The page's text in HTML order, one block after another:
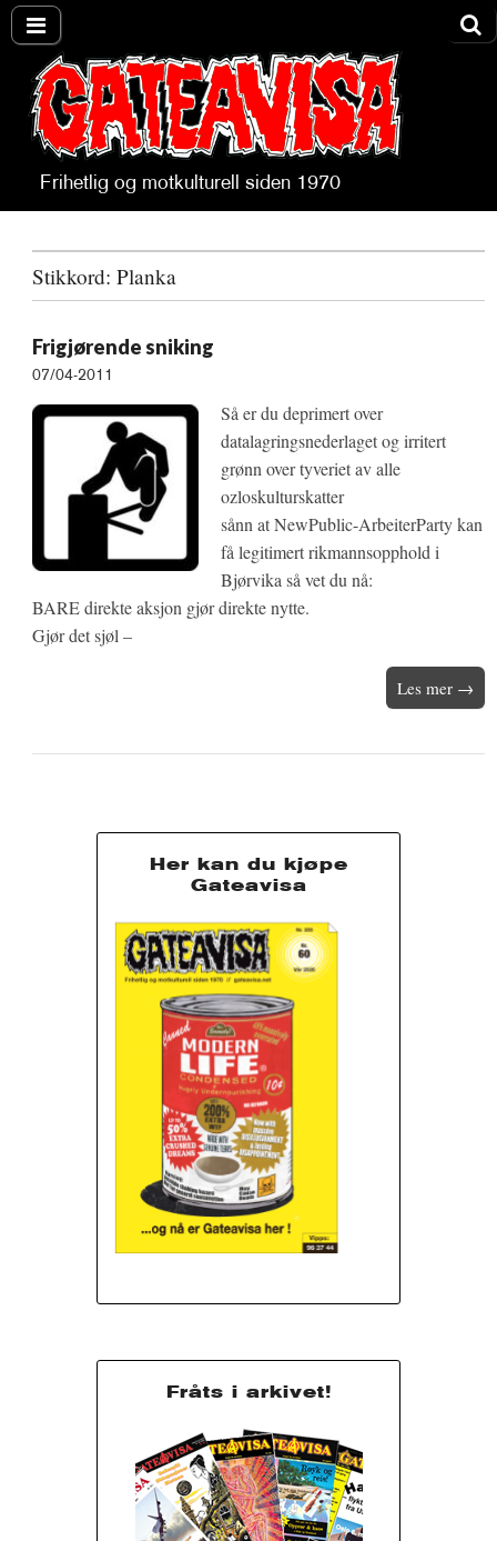
Gateavisa
Frihetlig og motkulturell siden 1970
Stikkord: Planka
Frigjørende sniking
07/04-2011
Så er du deprimert over
datalagringsnederlaget og irritert
grønn over tyveriet av alle
ozloskulturskatter
sånn at NewPublic-ArbeiterParty kan
få legitimert rikmannsopphold i
Bjørvika så vet du nå:
BARE direkte aksjon gjør direkte nytte.
Gjør det sjøl –
Les mer →
Her kan du kjøpe
Gateavisa
Fråts i arkivet!